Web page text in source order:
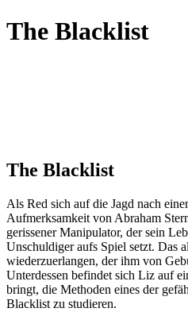
The Blacklist
The Blacklist
Als Red sich auf die Jagd nach
Aufmerksamkeit von Abraham
gerissener Manipulator, der sein
Unschuldiger aufs Spiel setzt. Das
wiederzuerlangen, der ihm von
Unterdessen befindet sich Liz auf
bringt, die Methoden eines der
Blacklist zu studieren.